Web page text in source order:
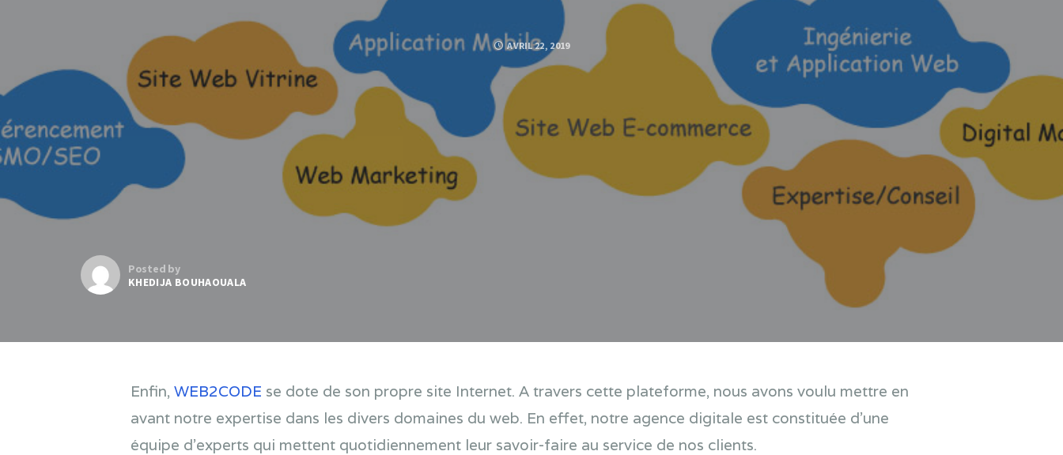
AVRIL 22, 2019
Posted by
KHEDIJA BOUHAOUALA
Enfin, WEB2CODE se dote de son propre site Internet. A travers cette plateforme, nous avons voulu mettre en
avant notre expertise dans les divers domaines du web. En effet, notre agence digitale est constituée d’une
équipe d’experts qui mettent quotidiennement leur savoir-faire au service de nos clients.